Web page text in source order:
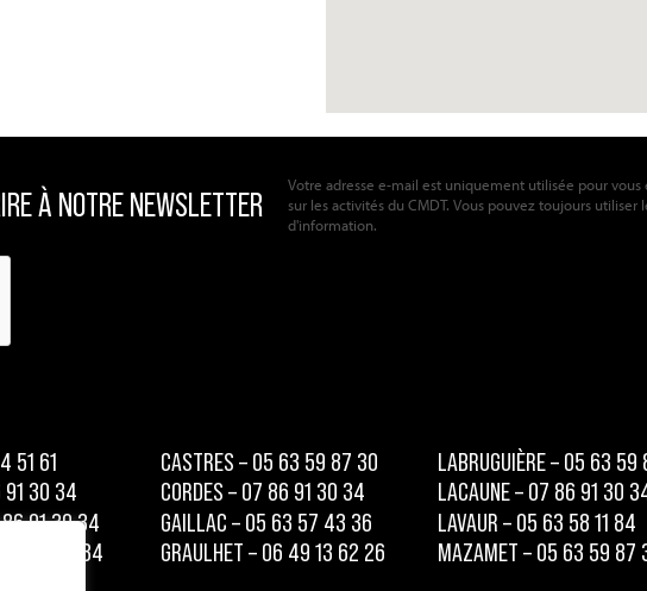
Votre adresse e-mail est uniquement utilisée pour
sur les activités du CMDT. Vous pouvez toujours
d'information.
51 61
91 30 34
86 91 30 34
86 91 30 34
CASTRES – 05 63 59 87 30
CORDES – 07 86 91 30 34
GAILLAC – 05 63 57 43 36
GRAULHET – 06 49 13 62 26
LABRUGUIÈRE – 05 63
LACAUNE – 07 86 91 30
LAVAUR – 05 63 58 11 84
MAZAMET – 05 63 59 87